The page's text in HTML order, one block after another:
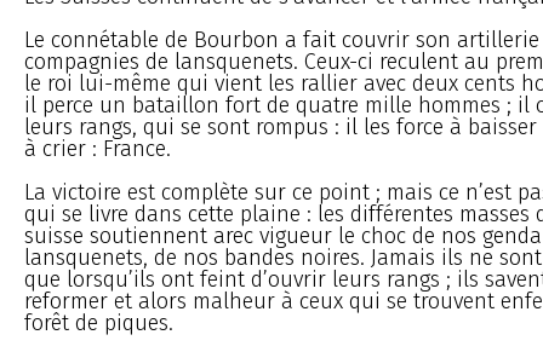
Le connétable de Bourbon a fait couvrir son
compagnies de lansquenets. Ceux-ci reculent au
le roi lui-même qui vient les rallier avec deux cents
il perce un bataillon fort de quatre mille hommes ; il
leurs rangs, qui se sont rompus : il les force à
à crier : France.
La victoire est complète sur ce point ; mais ce n’est
qui se livre dans cette plaine : les différentes masses
suisse soutiennent arec vigueur le choc de nos
lansquenets, de nos bandes noires. Jamais ils ne
que lorsqu’ils ont feint d’ouvrir leurs rangs ; ils
reformer et alors malheur à ceux qui se trouvent
forêt de piques.